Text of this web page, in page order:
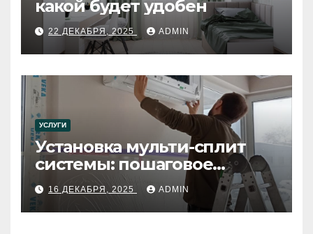
какой будет удобен
22 ДЕКАБРЯ, 2025 ADMIN
УСЛУГИ
Установка мульти-сплит
системы: пошаговое
руководство
16 ДЕКАБРЯ, 2025 ADMIN